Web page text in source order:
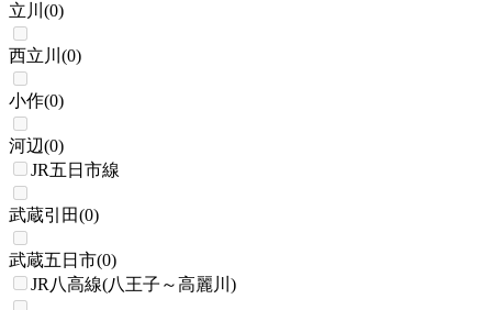
立川 (0)
西立川 (0)
小作(0)
河辺(0)
JR五日市線
武蔵引田(0)
武蔵五日市(0)
JR八高線(八王子～高麗川)